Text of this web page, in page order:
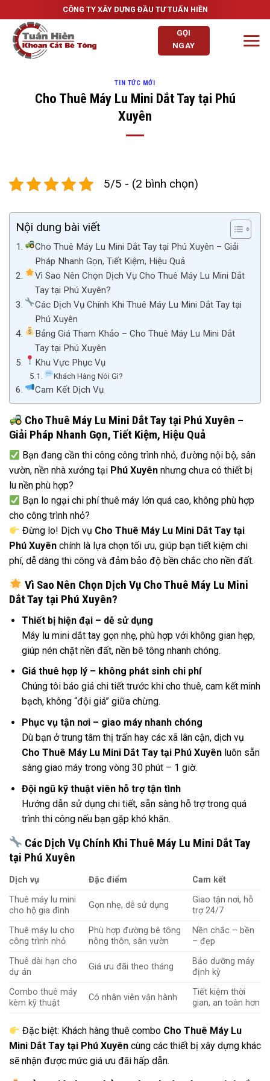
to
content
CÔNG TY XÂY DỰNG ĐẦU TƯ TUẤN HIỀN
GỌI
NGAY
TIN TỨC MỚI
Cho Thuê Máy Lu Mini Dắt Tay tại Phú
Xuyên
5/5 - (2 bình chọn)
Nội dung bài viết
Cho Thuê Máy Lu Mini Dắt Tay tại Phú Xuyên – Giải
Pháp Nhanh Gọn, Tiết Kiệm, Hiệu Quả
Vì Sao Nên Chọn Dịch Vụ Cho Thuê Máy Lu Mini Dắt
Tay tại Phú Xuyên?
Các Dịch Vụ Chính Khi Thuê Máy Lu Mini Dắt Tay tại
Phú Xuyên
Bảng Giá Tham Khảo – Cho Thuê Máy Lu Mini Dắt
Tay tại Phú Xuyên
Khu Vực Phục Vụ
Khách Hàng Nói Gì?
Cam Kết Dịch Vụ
Cho Thuê Máy Lu Mini Dắt Tay tại Phú Xuyên –
Giải Pháp Nhanh Gọn, Tiết Kiệm, Hiệu Quả
Bạn đang cần thi công công trình nhỏ, đường nội bộ, sân
vườn, nền nhà xưởng tại Phú Xuyên nhưng chưa có thiết bị
lu nền phù hợp?
Bạn lo ngại chi phí thuê máy lớn quá cao, không phù hợp
cho công trình nhỏ?
Đừng lo! Dịch vụ Cho Thuê Máy Lu Mini Dắt Tay tại
Phú Xuyên chính là lựa chọn tối ưu, giúp bạn tiết kiệm chi
phí, dễ dàng thi công và đảm bảo độ bền chắc cho nền đất.
Vì Sao Nên Chọn Dịch Vụ Cho Thuê Máy Lu Mini
Dắt Tay tại Phú Xuyên?
Thiết bị hiện đại – dễ sử dụng
Máy lu mini dắt tay gọn nhẹ, phù hợp với không gian hẹp,
giúp nén chặt nền đất, nền bê tông nhanh chóng.
Giá thuê hợp lý – không phát sinh chi phí
Chúng tôi báo giá chi tiết trước khi cho thuê, cam kết minh
bạch, không “đội giá” giữa chừng.
Phục vụ tận nơi – giao máy nhanh chóng
Dù bạn ở trung tâm thị trấn hay các xã lân cận, dịch vụ
Cho Thuê Máy Lu Mini Dắt Tay tại Phú Xuyênluôn sẵn
sàng giao máy trong vòng 30 phút – 1 giờ.
Đội ngũ kỹ thuật viên hỗ trợ tận tình
Hướng dẫn sử dụng chi tiết, sẵn sàng hỗ trợ trong quá
trình thi công nếu bạn gặp khó khăn.
Các Dịch Vụ Chính Khi Thuê Máy Lu Mini Dắt Tay
tại Phú Xuyên
Dịch vụ Đặc điểm
Cam kết
Thuê máy lu mini
cho hộ gia đình
Gọn nhẹ, dễ sử dụng
Giao tận nơi, hỗ
trợ 24/7
Thuê máy lu cho
công trình nhỏ
Phù hợp đường bê tông
nông thôn, sân vườn
Nền chắc – bền
– đẹp
Thuê dài hạn cho
dự án
Giá ưu đãi theo tháng
Bảo dưỡng máy
định kỳ
Combo thuê máy
kèm kỹ thuật
Có nhân viên vận hành
Tiết kiệm thời
gian, an toàn hơn
Đặc biệt: Khách hàng thuê combo Cho Thuê Máy Lu
Mini Dắt Tay tại Phú Xuyên cùng các thiết bị xây dựng khác
sẽ nhận được mức giá ưu đãi hấp dẫn.